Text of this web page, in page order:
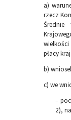
a)
rzecz
Średnie
płacy
b)
c) we
–
2),